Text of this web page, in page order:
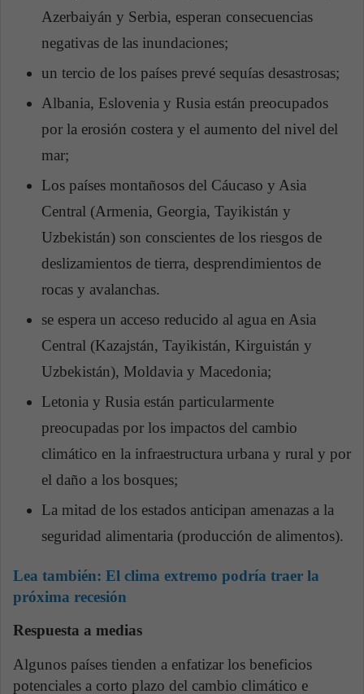
Azerbaiyán y Serbia, esperan consecuencias
negativas de las inundaciones;
un tercio de los países prevé sequías desastrosas;
Albania, Eslovenia y Rusia están preocupados
por la erosión costera y el aumento del nivel del
mar;
Los países montañosos del Cáucaso y Asia
Central (Armenia, Georgia, Tayikistán y
Uzbekistán) son conscientes de los riesgos de
deslizamientos de tierra, desprendimientos de
rocas y avalanchas.
se espera un acceso reducido al agua en Asia
Central (Kazajstán, Tayikistán, Kirguistán y
Uzbekistán), Moldavia y Macedonia;
Letonia y Rusia están particularmente
preocupadas por los impactos del cambio
climático en la infraestructura urbana y rural y por
el daño a los bosques;
La mitad de los estados anticipan amenazas a la
seguridad alimentaria (producción de alimentos).
Lea también: El clima extremo podría traer la
próxima recesión
Respuesta a medias
Algunos países tienden a enfatizar los beneficios
potenciales a corto plazo del cambio climático e